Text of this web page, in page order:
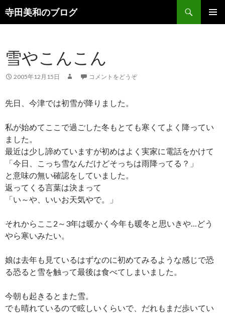
寺田美和のブログ
検
索
ン
ツ
へ
雪やこんこん
2005年12月15日 コメントをどうぞ
先日、今津では初雪が降りました。
私が始めてここで過ごした冬もとても寒くてよく降ってい
ました。
最近は少し諦めていますが初めはよく実家に電話をかけて
「今日、こっち雪なんだけどそっちは雨降ってる？」
と意味の無い確認をしていました。
返ってくる言葉は決まって
「い～や、いいお天気やで。」
それからここ2～3年は暖かく今年も暖冬と思いきや…どう
やら寒いみたい。
娘は去年も見ているはずなのに初めてみるような感じで恐
る恐ると雪を触って最後は食べてしまいました。
今朝も起きるとまた雪。
でも晴れているので眩しいくらいで、だれもまだ歩いてい